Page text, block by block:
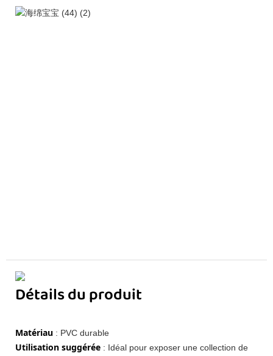
Détails du produit
Matériau : PVC durable
Utilisation suggérée : Idéal pour exposer une collection de